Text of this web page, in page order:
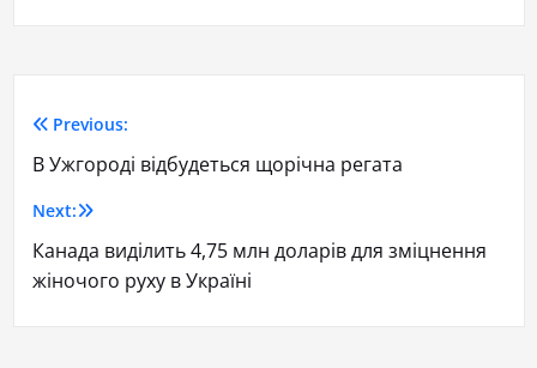
Previous:
В Ужгороді відбудеться щорічна регата
Next:
Канада виділить 4,75 млн доларів для зміцнення
жіночого руху в Україні